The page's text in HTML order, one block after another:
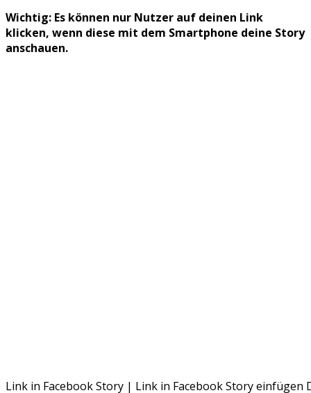
Wichtig: Es können nur Nutzer auf deinen Link
klicken, wenn diese mit dem Smartphone deine Story
anschauen.
Link in Facebook Story | Link in Facebook Story einfügen